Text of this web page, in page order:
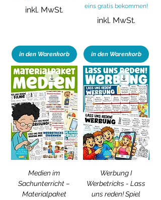
inkl. MwSt.
in den Warenkorb
eins gratis bekommen!
inkl. MwSt.
in den Warenkorb
Medien im
Sachunterricht –
Materialpaket
Werbung I
Werbetricks - Lass
uns reden! Spiel